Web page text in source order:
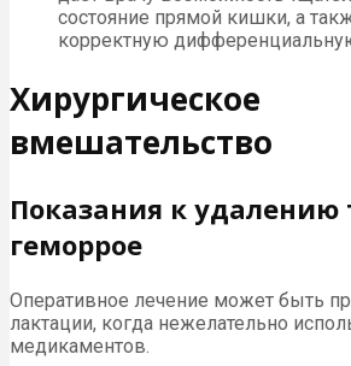
состояние прямой кишки, а
корректную
Хирургическое
вмешательство
Показания к удалению
геморрое
Оперативное лечение может быть
лактации, когда нежелательно
медикаментов.